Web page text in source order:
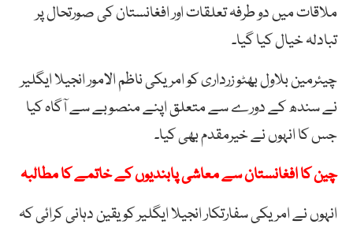
ملاقات میں دو طرفہ تعلقات اور افغانستان کی صورتحال پر
تبادلہ خیال کیا گیا۔
چیئرمین بلاول بھٹو زرداری کو امریکی ناظم الامور انجیلا ایگلیر
نے سندھ کے دورے سے متعلق اپنے منصوبے سے آگاہ کیا
جس کا انہوں نے خیرمقدم بھی کیا۔
چین کا افغانستان سے معاشی پابندیوں کے خاتمے کا مطالبہ
انہوں نے امریکی سفارتکار انجیلا ایگلیر کو یقین دہانی کرائی کہ